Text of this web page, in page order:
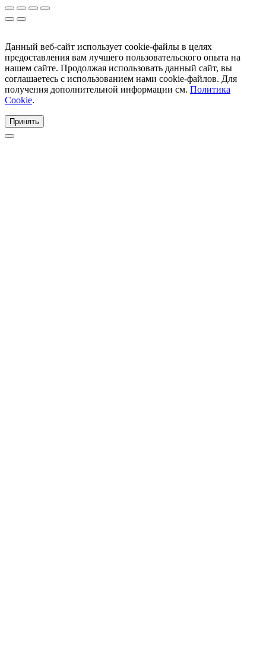
Данный веб-сайт использует cookie-файлы в целях
предоставления вам лучшего пользовательского опыта на
нашем сайте. Продолжая использовать данный сайт, вы
соглашаетесь с использованием нами cookie-файлов. Для
получения дополнительной информации см. Политика
Cookie.
Принять